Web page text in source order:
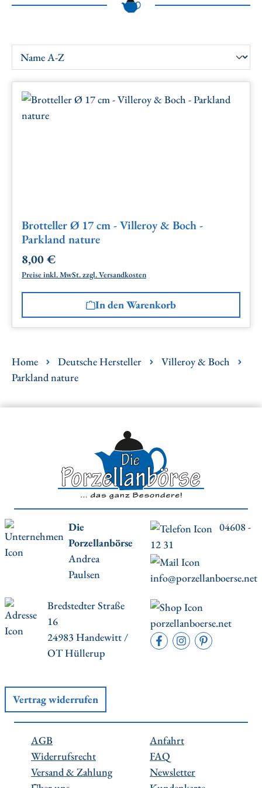
Brotteller Ø 17 cm - Villeroy & Boch -
Parkland nature
Regulärer Preis:
8,00 €
Preise inkl. MwSt. zzgl. Versandkosten
In den Warenkorb
Home Deutsche Hersteller
Villeroy & Boch
Parkland nature
Die
Porzellanbörse
Andrea
Paulsen
04608 -
12 31
info@porzellanboerse.net
Bredstedter Straße
16
24983 Handewitt /
OT Hüllerup
porzellanboerse.net
Vertrag widerrufen
AGB
Widerrufsrecht
Versand & Zahlung
Anfahrt
FAQ
Newsletter